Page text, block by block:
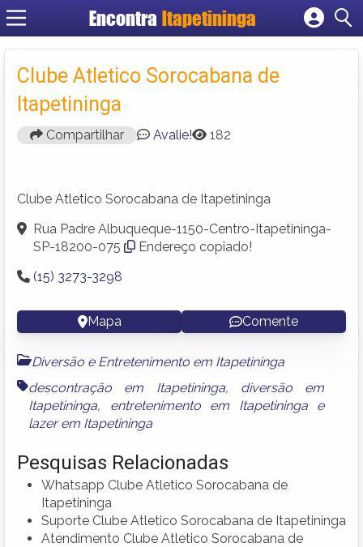
Encontra Itapetininga
Cadastrar empresa
Criar conta
Clube Atletico Sorocabana de
Itapetininga
Compartilhar Avalie! 182
Clube Atletico Sorocabana de Itapetininga
Rua Padre Albuqueque-1150-Centro-Itapetininga-
SP-18200-075
Endereço copiado!
(15) 3273-3298
Mapa Comente
Diversão e Entretenimento em Itapetininga
descontração em Itapetininga, diversão em
Itapetininga, entretenimento em Itapetiningae
lazer em Itapetininga
Pesquisas Relacionadas
Whatsapp Clube Atletico Sorocabana de
Itapetininga
Suporte Clube Atletico Sorocabana de Itapetininga
Atendimento Clube Atletico Sorocabana de